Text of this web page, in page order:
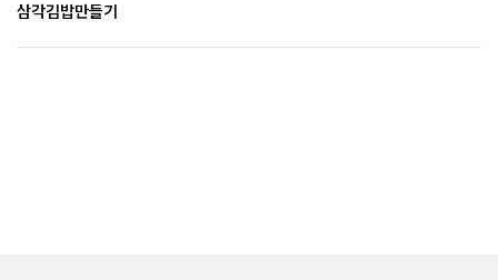
삼각김밥만들기